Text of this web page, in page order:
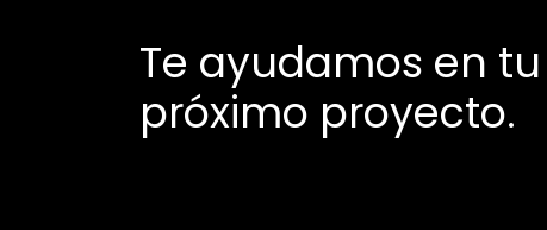
Te ayudamos en tu
próximo proyecto.